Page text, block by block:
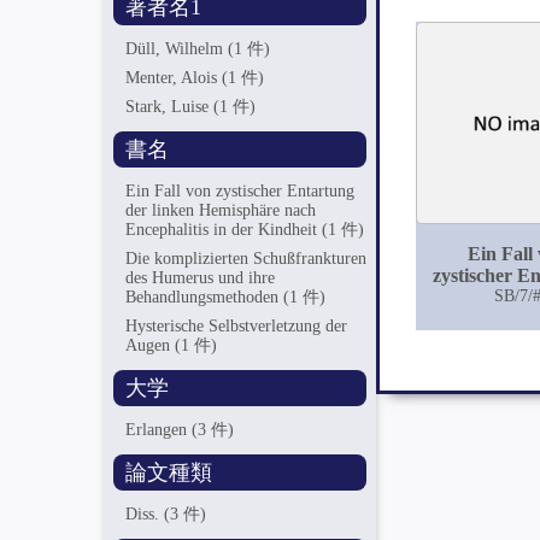
著者名1
Düll, Wilhelm(1 件)
Menter, Alois(1 件)
Stark, Luise(1 件)
書名
Ein Fall von zystischer Entartung
der linken Hemisphäre nach
Encephalitis in der Kindheit(1 件)
Die komplizierten Schußfrankturen
des Humerus und ihre
Behandlungsmethoden(1 件)
Hysterische Selbstverletzung der
Augen(1 件)
大学
Erlangen(3 件)
論文種類
Diss.(3 件)
Ein Fall
zystischer
derSB/7/#